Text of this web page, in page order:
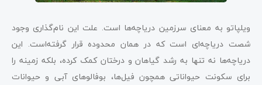
ویلپاتو به معنای سرزمین دریاچه‌ها است. علت این نام‌گذاری وجود
شصت دریاچه‌ای است که در همان محدوده قرار گرفته‌است. این
دریاچه‌ها نه تنها به رشد گیاهان و درختان کمک کرده، بلکه زمینه را
برای سکونت حیواناتی همچون فیل‌ها، بوفالوهای آبی و حیوانات